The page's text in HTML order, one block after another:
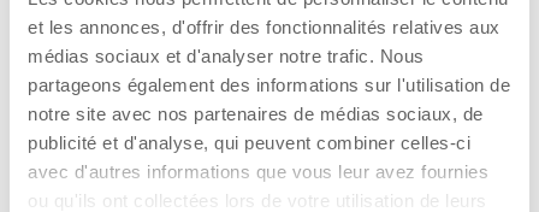
et les annonces, d'offrir des fonctionnalités relatives aux
médias sociaux et d'analyser notre trafic. Nous
partageons également des informations sur l'utilisation de
notre site avec nos partenaires de médias sociaux, de
publicité et d'analyse, qui peuvent combiner celles-ci
avec d'autres informations que vous leur avez fournies
ou qu'ils ont collectées lors de votre utilisation de leurs
parmesan, naturellement pauvres en lactose,
sont généralement bien tolérés. Les margarines
végétales et crèmes à base de soja, d’avoine ou
de coco représentent des alternatives efficaces
au beurre et à la crème fraîche traditionnels.
Concernant
l’intolérance au gluten
farines et céréales alternatives